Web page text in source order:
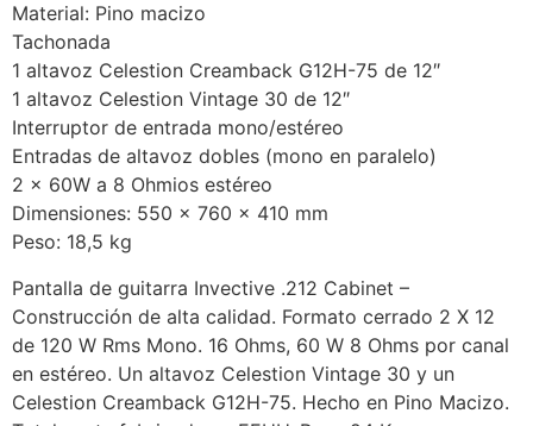
Material: Pino macizo
Tachonada
1 altavoz Celestion Creamback G12H-75 de 12″
1 altavoz Celestion Vintage 30 de 12″
Interruptor de entrada mono/estéreo
Entradas de altavoz dobles (mono en paralelo)
2 x 60W a 8 Ohmios estéreo
Dimensiones: 550 x 760 x 410 mm
Peso: 18,5 kg
Pantalla de guitarra Invective .212 Cabinet –
Construcción de alta calidad. Formato cerrado 2 X 12
de 120 W Rms Mono. 16 Ohms, 60 W 8 Ohms por canal
en estéreo. Un altavoz Celestion Vintage 30 y un
Celestion Creamback G12H-75. Hecho en Pino Macizo.